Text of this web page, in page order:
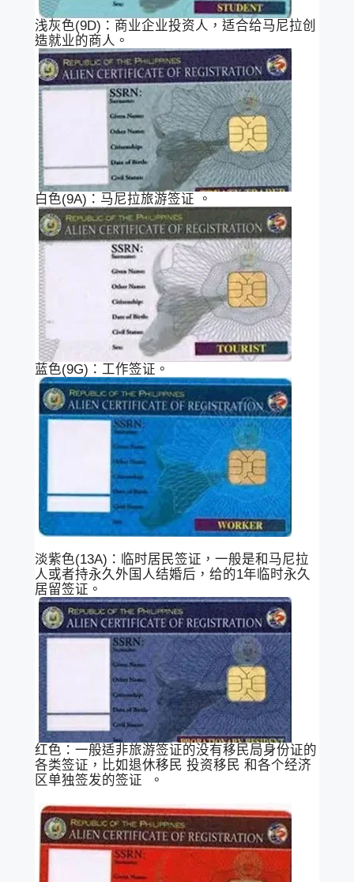
浅灰色(9D)：商业企业投资人，适合给马尼拉创
造就业的商人。
白色(9A)：马尼拉旅游签证 。
蓝色(9G)：工作签证。
淡紫色(13A)：临时居民签证，一般是和马尼拉
人或者持永久外国人结婚后，给的1年临时永久
居留签证。
红色：一般适非旅游签证的没有移民局身份证的
各类签证，比如退休移民 投资移民 和各个经济
区单独签发的签证 。